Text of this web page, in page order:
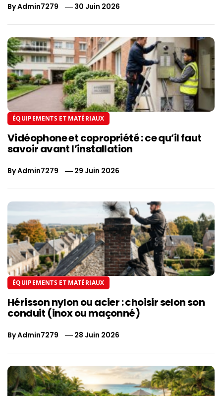
ByAdmin7279 30 Juin 2026
ÉQUIPEMENTS ET MATÉRIAUX
Vidéophone et copropriété : ce qu’il faut
savoir avant l’installation
ByAdmin7279 29 Juin 2026
ÉQUIPEMENTS ET MATÉRIAUX
Hérisson nylon ou acier : choisir selon son
conduit (inox ou maçonné)
ByAdmin7279 28 Juin 2026